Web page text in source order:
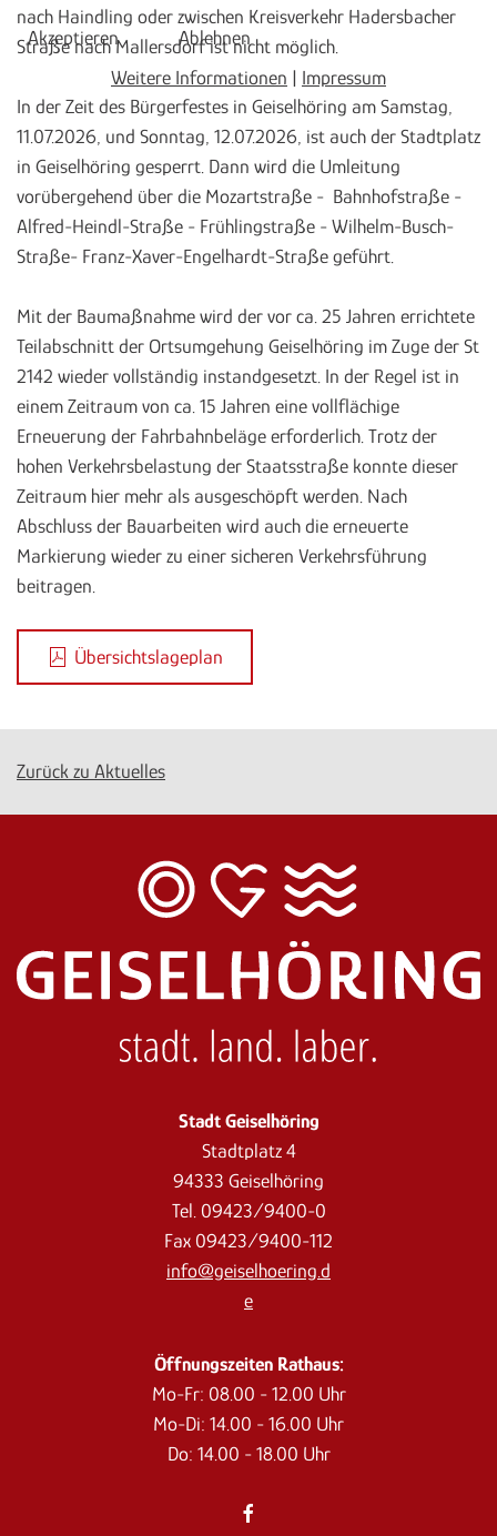
nach Haindling oder zwischen Kreisverkehr Hadersbacher
Straße nach Mallersdorf ist nicht möglich.
In der Zeit des Bürgerfestes in Geiselhöring am Samstag,
11.07.2026, und Sonntag, 12.07.2026, ist auch der Stadtplatz
in Geiselhöring gesperrt. Dann wird die Umleitung
vorübergehend über die Mozartstraße - Bahnhofstraße -
Alfred-Heindl-Straße - Frühlingstraße - Wilhelm-Busch-
Straße- Franz-Xaver-Engelhardt-Straße geführt.
Mit der Baumaßnahme wird der vor ca. 25 Jahren errichtete
Teilabschnitt der Ortsumgehung Geiselhöring im Zuge der St
2142 wieder vollständig instandgesetzt. In der Regel ist in
einem Zeitraum von ca. 15 Jahren eine vollflächige
Erneuerung der Fahrbahnbeläge erforderlich. Trotz der
hohen Verkehrsbelastung der Staatsstraße konnte dieser
Zeitraum hier mehr als ausgeschöpft werden. Nach
Abschluss der Bauarbeiten wird auch die erneuerte
Markierung wieder zu einer sicheren Verkehrsführung
beitragen.
Übersichtslageplan
Zurück zu Aktuelles
Stadt Geiselhöring
Stadtplatz 4
94333 Geiselhöring
Tel. 09423/9400-0
Fax 09423/9400-112
info@geiselhoering.d
e
Öffnungszeiten Rathaus:
Mo-Fr: 08.00 - 12.00 Uhr
Mo-Di: 14.00 - 16.00 Uhr
Do: 14.00 - 18.00 Uhr
Akzeptieren
Ablehnen
Weitere Informationen | Impressum